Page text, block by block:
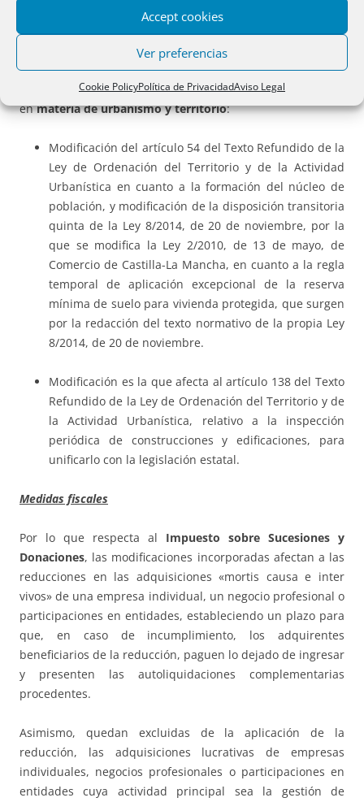
Accept cookies
Ver preferencias
Cookie PolicyPolítica de PrivacidadAviso Legal
Administración Regional. Destacar, la creación de
la
Oficina de Contratación de la Junta de Comunidades de
Además, se plantean modificaciones normativas
enmateria de urbanismo y territorio:
Modificación del artículo 54 del Texto Refundido de la
Ley de Ordenación del Territorio y de la Actividad
Urbanística en cuanto a la formación del núcleo de
población, y modificación de la disposición transitoria
quinta de la Ley 8/2014, de 20 de noviembre, por la
que se modifica la Ley 2/2010, de 13 de mayo, de
Comercio de Castilla-La Mancha, en cuanto a la regla
temporal de aplicación excepcional de la reserva
mínima de suelo para vivienda protegida, que surgen
por la redacción del texto normativo de la propia Ley
8/2014, de 20 de noviembre.
Modificación es la que afecta al artículo 138 del Texto
Refundido de la Ley de Ordenación del Territorio y de
la Actividad Urbanística, relativo a la inspección
periódica de construcciones y edificaciones, para
unificarlo con la legislación estatal.
Medidas fiscales
Por lo que respecta al Impuesto sobre Sucesiones y
Donaciones, las modificaciones incorporadas afectan a las
reducciones en las adquisiciones «mortis causa e inter
vivos» de una empresa individual, un negocio profesional o
participaciones en entidades, estableciendo un plazo para
que, en caso de incumplimiento, los adquirentes
beneficiarios de la reducción, paguen lo dejado de ingresar
y presenten las autoliquidaciones complementarias
procedentes.
Asimismo, quedan excluidas de la aplicación de la
reducción, las adquisiciones lucrativas de empresas
individuales, negocios profesionales o participaciones en
entidades cuya actividad principal sea la gestión de